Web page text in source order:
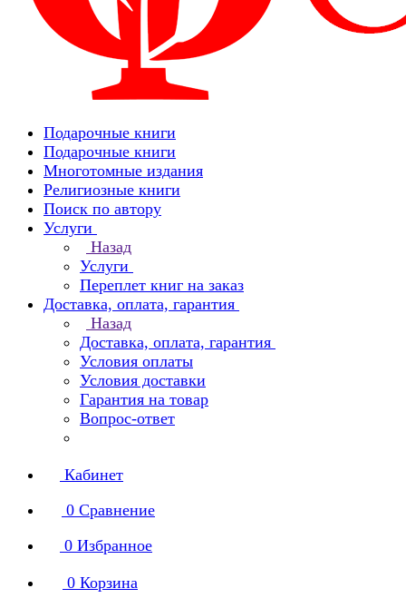
Подарочные книги
Подарочные книги
Многотомные издания
Религиозные книги
Поиск по автору
Услуги
Назад
Услуги
Переплет книг на заказ
Доставка, оплата, гарантия
Назад
Доставка, оплата, гарантия
Условия оплаты
Условия доставки
Гарантия на товар
Вопрос-ответ
Кабинет
0 Сравнение
0 Избранное
0 Корзина